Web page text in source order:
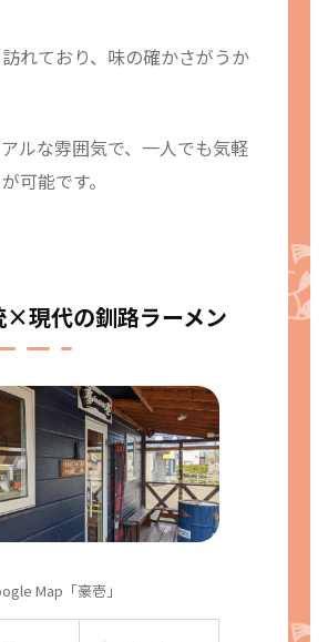
れており、味の確かさがうか
ルな雰囲気で、一人でも気軽
可能です。
×現代の釧路ラーメン
Map「豪壱」